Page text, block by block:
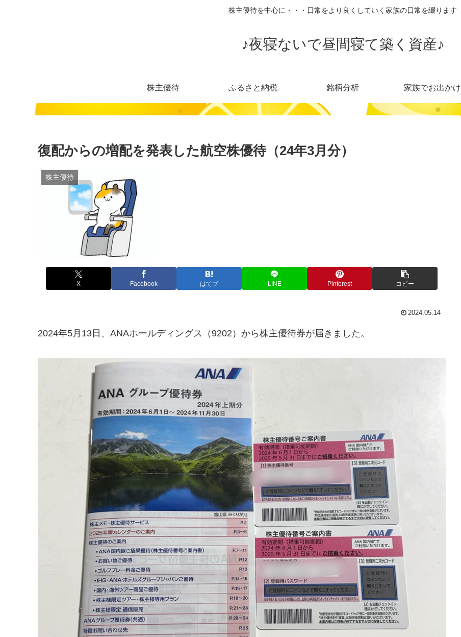
株主優待を中心に・・・日常をより良くしていく家族の日常を綴ります
♪夜寝ないで昼間寝て築く資産♪
株主優待 ふるさと納税 銘柄分析 家族でお出かけ
復配からの増配を発表した航空株優待（24年3月分）
株主優待
X Facebook はてブ LINE Pinterest コピー
2024.05.14
2024年5月13日、ANAホールディングス（9202）から株主優待券が届きました。